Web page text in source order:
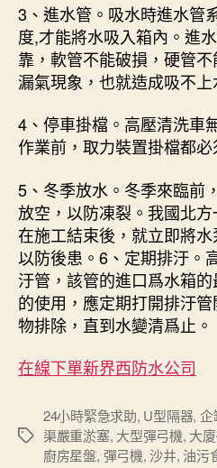
3、進水管。吸水時進水管
度,才能將水吸入箱內。進
靠，軟管不能破損，硬管
漏氣現象，也就造成吸不上
4、停車掛檔。高壓清洗車
作業前，取力裝置掛檔都必
5、冬季放水。冬季來臨前
放空，以防凍裂。我國北
在施工結束後，就立即將水
以防後患。6、定期排汙。
汙管，該管的進口爲水箱
的使用，應定期打開排汙
物排除，直到水變清爲止。
在線下單新界西防水公司
Tags
24小時緊急求助, U型隔器, 企
渠嚴重淤塞, 大型彈弓機, 大
廚房星盤, 彈弓機,沙井, 油污